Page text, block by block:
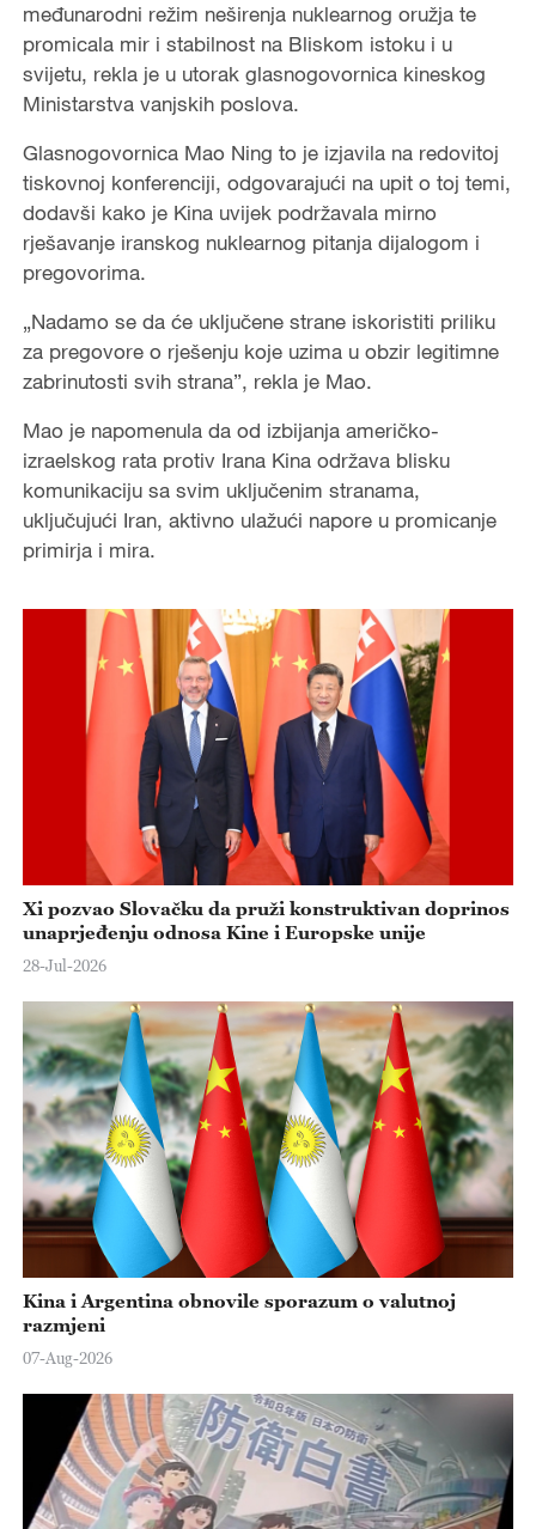
međunarodni režim neširenja nuklearnog oružja te
promicala mir i stabilnost na Bliskom istoku i u
svijetu, rekla je u utorak glasnogovornica kineskog
Ministarstva vanjskih poslova.
Glasnogovornica Mao Ning to je izjavila na redovitoj
tiskovnoj konferenciji, odgovarajući na upit o toj temi,
dodavši kako je Kina uvijek podržavala mirno
rješavanje iranskog nuklearnog pitanja dijalogom i
pregovorima.
„Nadamo se da će uključene strane iskoristiti priliku
za pregovore o rješenju koje uzima u obzir legitimne
zabrinutosti svih strana”, rekla je Mao.
Mao je napomenula da od izbijanja američko-
izraelskog rata protiv Irana Kina održava blisku
komunikaciju sa svim uključenim stranama,
uključujući Iran, aktivno ulažući napore u promicanje
primirja i mira.
Xi pozvao Slovačku da pruži konstruktivan doprinos
unaprjeđenju odnosa Kine i Europske unije
28-Jul-2026
Kina i Argentina obnovile sporazum o valutnoj
razmjeni
07-Aug-2026